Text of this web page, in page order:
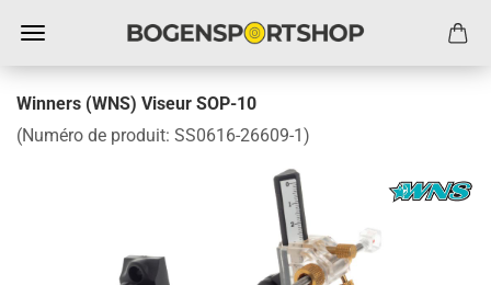
Winners (WNS) Viseur SOP-10
(Numéro de produit: SS0616-26609-1)